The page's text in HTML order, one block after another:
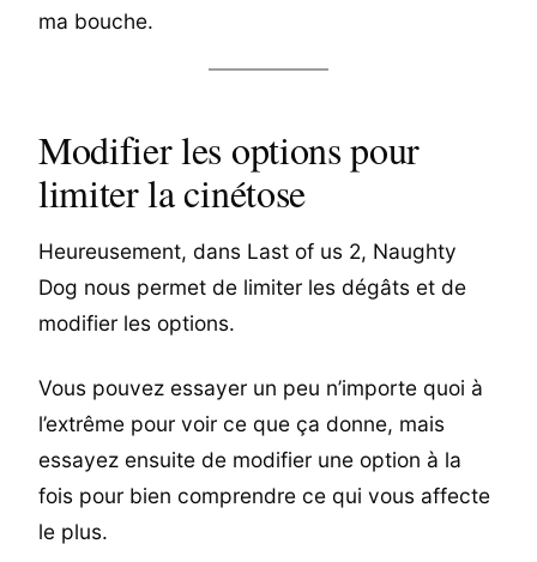
ma bouche.
Modifier les options pour
limiter la cinétose
Heureusement, dans Last of us 2, Naughty
Dog nous permet de limiter les dégâts et de
modifier les options.
Vous pouvez essayer un peu n’importe quoi à
l’extrême pour voir ce que ça donne, mais
essayez ensuite de modifier une option à la
fois pour bien comprendre ce qui vous affecte
le plus.